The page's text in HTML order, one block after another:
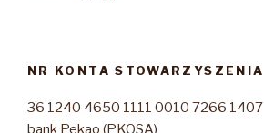
NR KONTA STOWARZYSZENIA
36 1240 4650 1111 0010 7266 1407
bank Pekao (PKOSA)